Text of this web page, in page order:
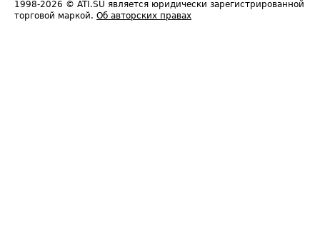
1998-2026 © ATI.SU является юридически зарегистрированной
торговой маркой. Об авторских правах